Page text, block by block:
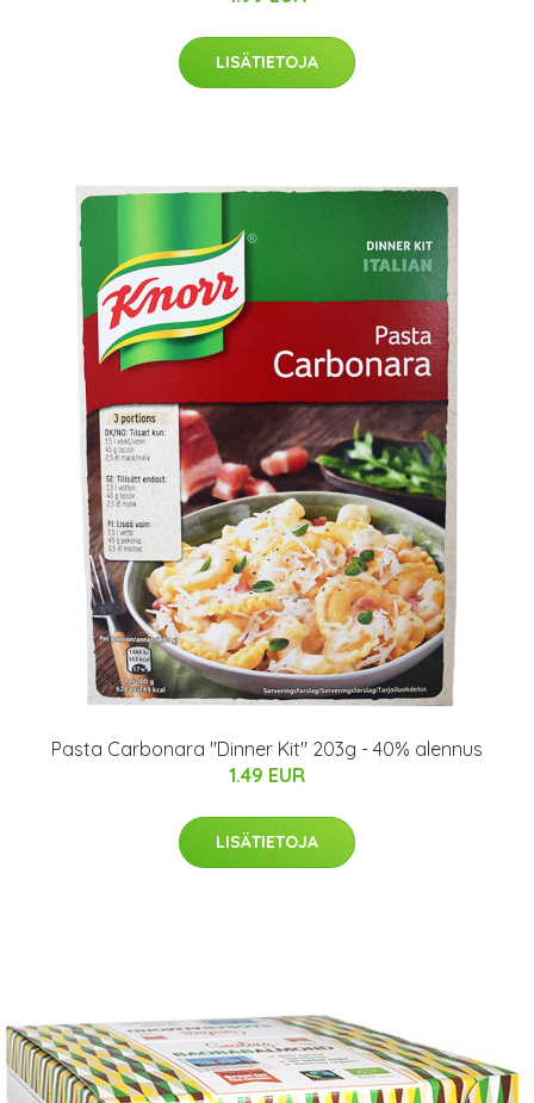
LISÄTIETOJA
Pasta Carbonara "Dinner Kit" 203g - 40% alennus
1.49 EUR
LISÄTIETOJA